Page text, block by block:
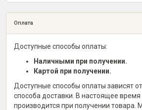
Оплата
Доступные способы оплаты:
Наличными при получении.
Картой при получении.
Доступные способы оплаты зависят
способа доставки. В настоящее время
производится при получении товара.